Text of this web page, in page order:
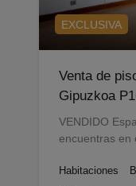
EXCLUSIVA
Venta de
Gipuzkoa
VENDIDO
encuentras en
Habitaciones